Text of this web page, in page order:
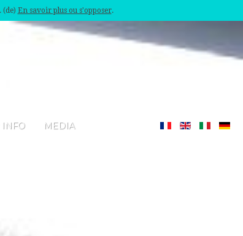
(de) En savoir plus ou s'opposer.
INFO MEDIA